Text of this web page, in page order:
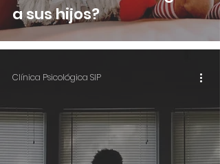
a sus hijos?
Clínica Psicológica SIP